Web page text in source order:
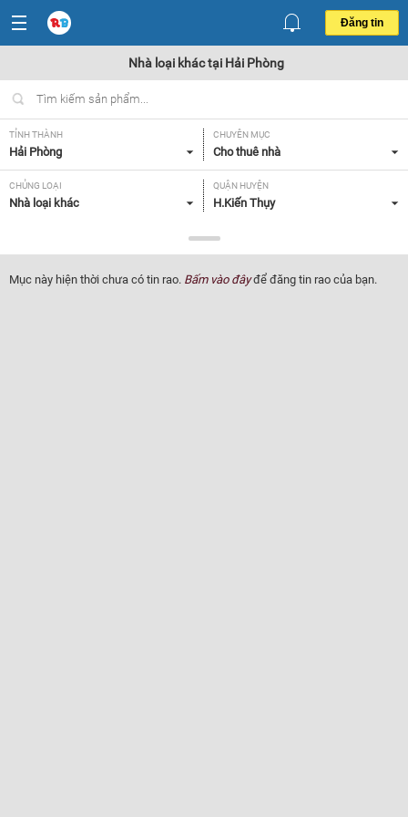
Đăng tin
Nhà loại khác tại Hải Phòng
TỈNH THÀNH
Hải Phòng
CHUYÊN MỤC
Cho thuê nhà
CHỦNG LOẠI
Nhà loại khác
QUẬN HUYỆN
H.Kiến Thụy
Tất cả
TIỆN ÍCH
Tất cả
Mục này hiện thời chưa có tin rao. Bấm vào đâyđể đăng tin rao của bạn.